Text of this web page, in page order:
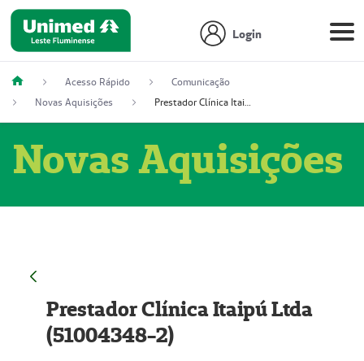
Login
Acesso Rápido
Comunicação
Novas Aquisições
Prestador Clínica Itaipú Ltda (51004348-2)
Novas Aquisições
Prestador Clínica Itaipú Ltda
(51004348-2)